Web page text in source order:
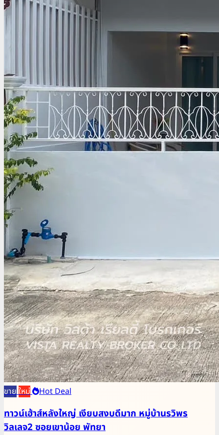
ขายใหม่ Hot Deal
ทาวน์เฮ้าส์หลังใหญ่ เงียบสงบดีมาก หมู่บ้านรวิพร
วิลเลจ2 ซอยเขาน้อย พัทยา